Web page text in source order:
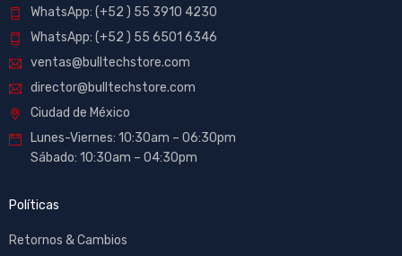
WhatsApp: (+52 ) 55 3910 4230
WhatsApp: (+52 ) 55 6501 6346
ventas@bulltechstore.com
director@bulltechstore.com
Ciudad de México
Lunes-Viernes: 10:30am – 06:30pm
Sábado: 10:30am – 04:30pm
Políticas
Retornos & Cambios